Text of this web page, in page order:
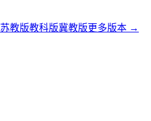
苏教版教科版冀教版更多版本 →